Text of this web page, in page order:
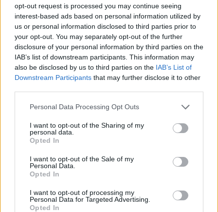
opt-out request is processed you may continue seeing
interest-based ads based on personal information utilized by
us or personal information disclosed to third parties prior to
your opt-out. You may separately opt-out of the further
disclosure of your personal information by third parties on the
IAB’s list of downstream participants. This information may
also be disclosed by us to third parties on the IAB’s List of
Downstream Participants that may further disclose it to other
Personal Data Processing Opt Outs
I want to opt-out of the Sharing of my
personal data.
Opted In
I want to opt-out of the Sale of my
Personal Data.
Opted In
I want to opt-out of processing my
Personal Data for Targeted Advertising.
Opted In
Θέσεις εργασίας
Όλες οι Θέσεις Εργασίας
Θέσεις Εργασίας ανά Εταιρεία
Κέντρο Βοήθειας
Υπηρεσίες υποψηφίων